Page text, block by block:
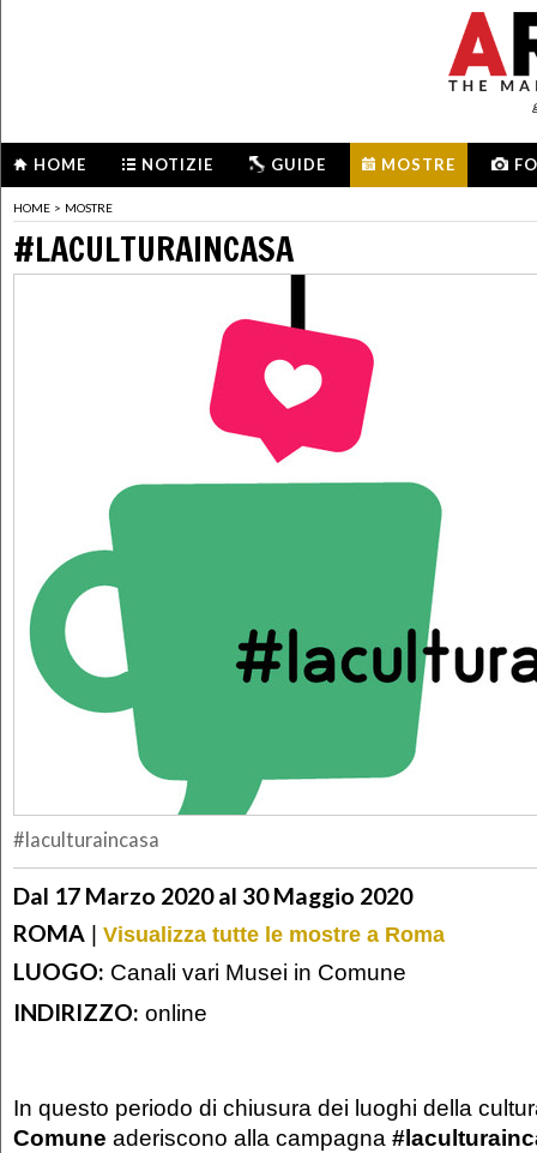
HOME NOTIZIE GUIDE MOSTRE
HOME > MOSTRE
#LACULTURAINCASA
#laculturaincasa
Dal 17 Marzo 2020 al 30 Maggio 2020
ROMA | Visualizza tutte le mostre a Roma
LUOGO: Canali vari Musei in Comune
INDIRIZZO: online
In questo periodo di chiusura dei luoghi della
Comune aderiscono alla campagna